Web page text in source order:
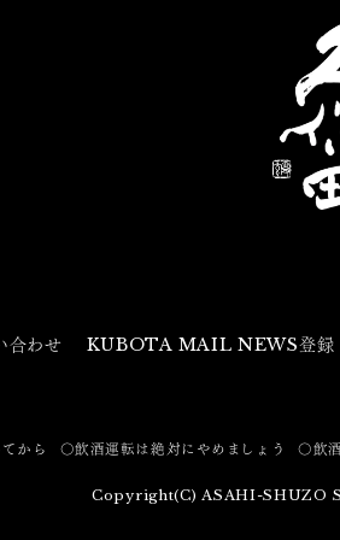
合わせ KUBOTA MAIL NEWS登録
から 〇飲酒運転は絶対にやめましょう 〇飲
Copyright(C) ASAHI-SHUZO